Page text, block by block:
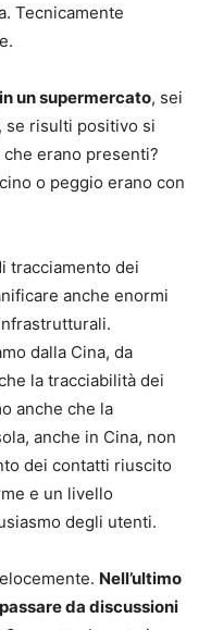
Tecnicamente
un supermercato, sei
se risulti positivo si
erano presenti?
o peggio erano con
tracciamento dei
anche enormi
dalla Cina, da
la tracciabilità dei
anche che la
anche in Cina, non
dei contatti riuscito
e un livello
degli utenti.
Nell’ultimo
da discussioni